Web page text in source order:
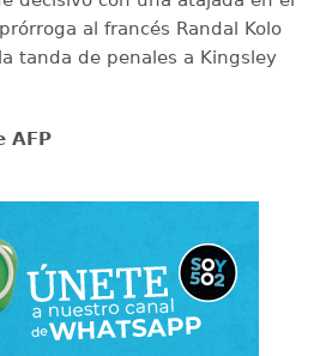
al francés Randal Kolo
tanda de penales a Kingsley
AFP